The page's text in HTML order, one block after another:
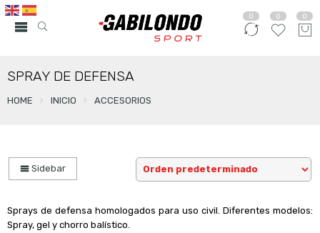
0 0 0
SPRAY DE DEFENSA
HOME INICIO ACCESORIOS
Sidebar
Sprays de defensa homologados para uso civil. Diferentes modelos:
Spray, gel y chorro balístico.